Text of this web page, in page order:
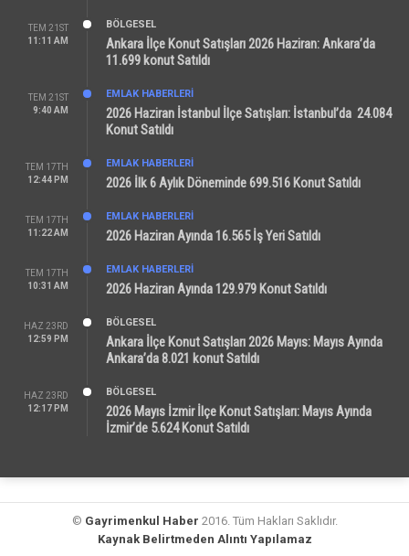
TEM 21ST
11:11 AM
BÖLGESEL
Ankara İlçe Konut Satışları 2026 Haziran: Ankara’da
11.699 konut Satıldı
TEM 21ST
9:40 AM
EMLAK HABERLERI
2026 Haziran İstanbul İlçe Satışları: İstanbul’da 24.084
Konut Satıldı
TEM 17TH
12:44 PM
EMLAK HABERLERI
2026 İlk 6 Aylık Döneminde 699.516 Konut Satıldı
TEM 17TH
11:22 AM
EMLAK HABERLERI
2026 Haziran Ayında 16.565 İş Yeri Satıldı
TEM 17TH
10:31 AM
EMLAK HABERLERI
2026 Haziran Ayında 129.979 Konut Satıldı
HAZ 23RD
12:59 PM
BÖLGESEL
Ankara İlçe Konut Satışları 2026 Mayıs: Mayıs Ayında
Ankara’da 8.021 konut Satıldı
HAZ 23RD
12:17 PM
BÖLGESEL
2026 Mayıs İzmir İlçe Konut Satışları: Mayıs Ayında
İzmir’de 5.624 Konut Satıldı
© Gayrimenkul Haber 2016. Tüm Hakları Saklıdır.
Kaynak Belirtmeden Alıntı Yapılamaz